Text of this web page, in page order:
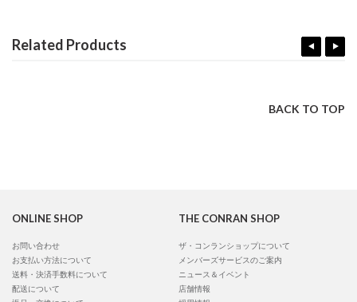
Related Products
BACK TO TOP
ONLINE SHOP
お問い合わせ
お支払い方法について
送料・決済手数料について
配送について
THE CONRAN SHOP
ザ・コンランショップについて
メンバーズサービスのご案内
ニュース＆イベント
店舗情報